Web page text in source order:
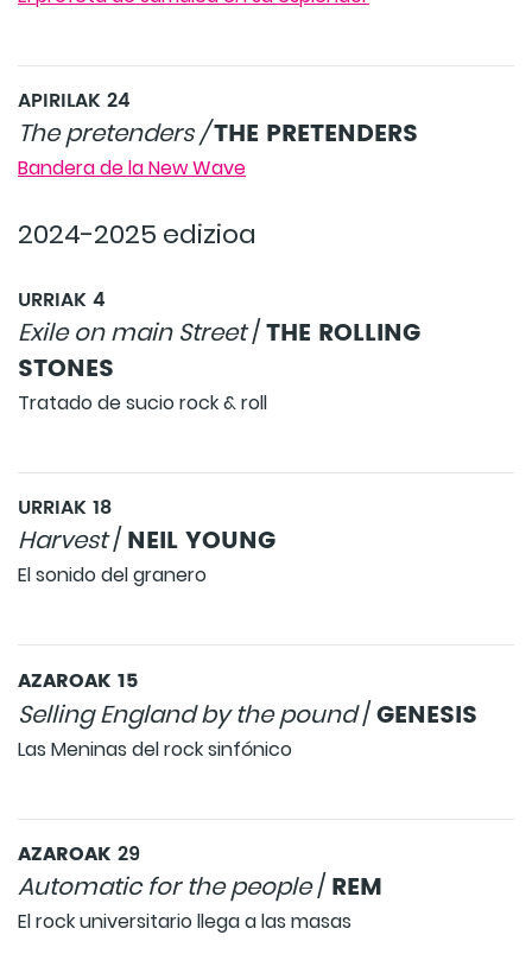
APIRILAK 24
The pretenders /THE PRETENDERS
Bandera de la New Wave
2024-2025 edizioa
URRIAK 4
Exile on main Street/THE ROLLING
STONES
Tratado de sucio rock & roll
URRIAK 18
Harvest/ NEIL YOUNG
El sonido del granero
AZAROAK 15
Selling England by the pound/GENESIS
Las Meninas del rock sinfónico
AZAROAK 29
Automatic for the people/ REM
El rock universitario llega a las masas